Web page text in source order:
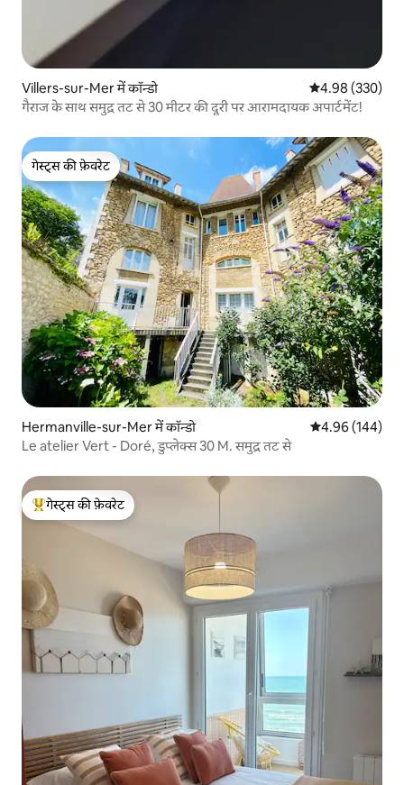
Villers-sur-Mer में कॉन्डो औसत रेटिंग 5 में से
4.98 (330)
गैराज के साथ समुद्र तट से 30 मीटर की दूरी पर आरामदायक अपार्टमेंट!
गेस्ट्स की फ़ेवरेट
गेस्ट्स की फ़ेवरेट
Hermanville-sur-Mer में कॉन्डो औसत रेटिंग 5 में से
4.96 (144)
Le atelier Vert - Doré, डुप्लेक्स 30 M. समुद्र तट से
गेस्ट्स का टॉप फ़ेवरेट
गेस्ट्स की फ़ेवरेट